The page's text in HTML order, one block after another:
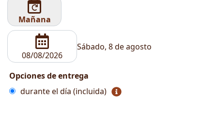
Mañana
Sábado, 8 de agosto
Opciones de entrega
durante el día (incluida)